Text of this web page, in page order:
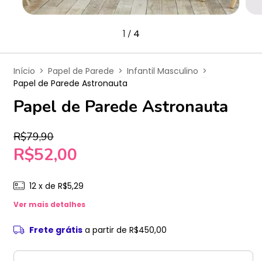
1/ 4
Início > Papel de Parede > Infantil Masculino >
Papel de Parede Astronauta
Papel de Parede Astronauta
R$79,90
R$52,00
12 x de R$5,29
Ver mais detalhes
Frete grátis a partir de R$450,00